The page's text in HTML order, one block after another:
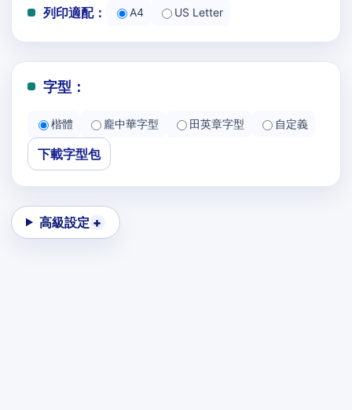
列印適配： A4 US Letter
字型：
楷體 龐中華字型 田英章字型 自定義
下載字型包
高級設定